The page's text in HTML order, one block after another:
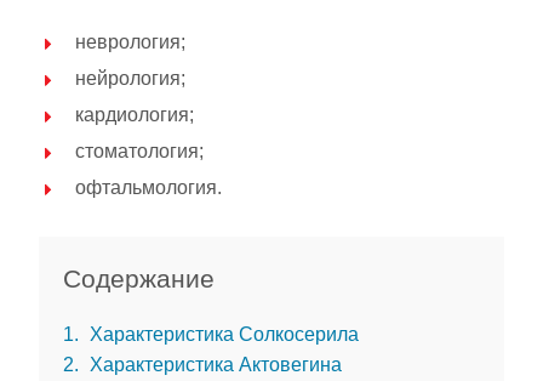
неврология;
нейрология;
кардиология;
стоматология;
офтальмология.
Содержание
1
Характеристика Солкосерила
2
Характеристика Актовегина